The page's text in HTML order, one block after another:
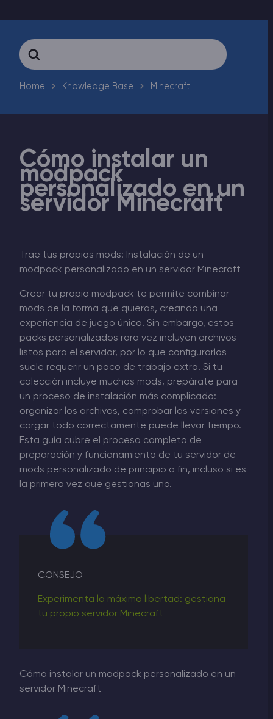
Search
For
Home Knowledge Base Minecraft
Cómo instalar un
modpack
personalizado en un
servidor Minecraft
Trae tus propios mods: Instalación de un
modpack personalizado en un servidor Minecraft
Crear tu propio modpack te permite combinar
mods de la forma que quieras, creando una
experiencia de juego única. Sin embargo, estos
packs personalizados rara vez incluyen archivos
listos para el servidor, por lo que configurarlos
suele requerir un poco de trabajo extra. Si tu
colección incluye muchos mods, prepárate para
un proceso de instalación más complicado:
organizar los archivos, comprobar las versiones y
cargar todo correctamente puede llevar tiempo.
Esta guía cubre el proceso completo de
preparación y funcionamiento de tu servidor de
mods personalizado de principio a fin, incluso si es
la primera vez que gestionas uno.
CONSEJO
Experimenta la máxima libertad: gestiona
tu propio servidor Minecraft
Cómo instalar un modpack personalizado en un
servidor Minecraft